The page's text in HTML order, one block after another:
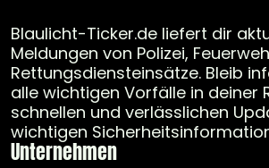
Blaulicht-Ticker.de liefert dir
Meldungen von Polizei,
Rettungsdiensteinsätze. Bleib
alle wichtigen Vorfälle in deiner
schnellen und verlässlichen
wichtigen
Unternehmen